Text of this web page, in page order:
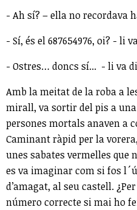
- Ah sí? – ella no recordava
- Sí, és el 687654976, oi? - li
- Ostres… doncs sí... - li va
Amb la meitat de la roba a
mirall, va sortir del pis a
persones mortals anaven a
Caminant ràpid per la
unes sabates vermelles que
es va imaginar com si fos
d’amagat, al seu castell.
número correcte si mai ho